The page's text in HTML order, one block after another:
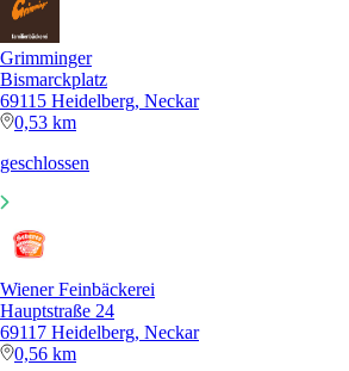
Grimminger
Bismarckplatz
69115 Heidelberg, Neckar
0,53 km
geschlossen
Wiener Feinbäckerei
Hauptstraße 24
69117 Heidelberg, Neckar
0,56 km